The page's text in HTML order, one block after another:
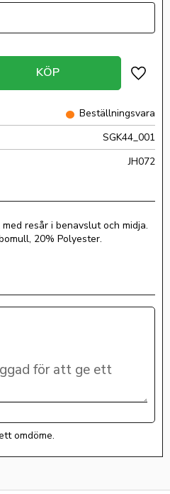
KÖP
Lägg
Beställningsvara
SGK44_001
JH072
resår i benavslut och midja.
20% Polyester.
omdöme.